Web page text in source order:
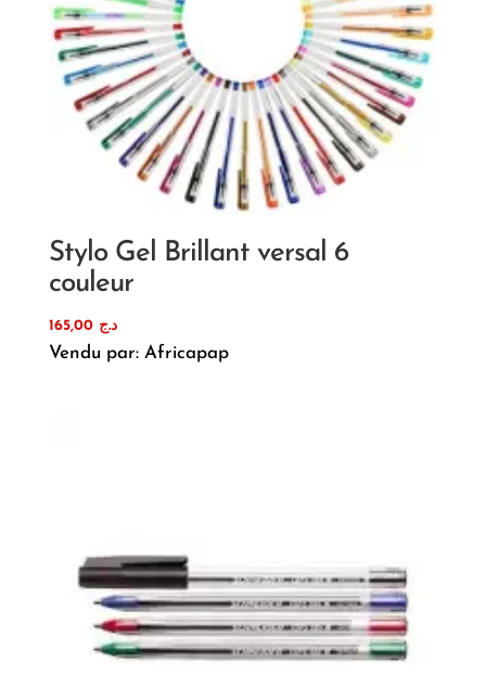
Stylo Gel Brillant versal 6
couleur
د.ج 165,00
Vendu par: Africapap